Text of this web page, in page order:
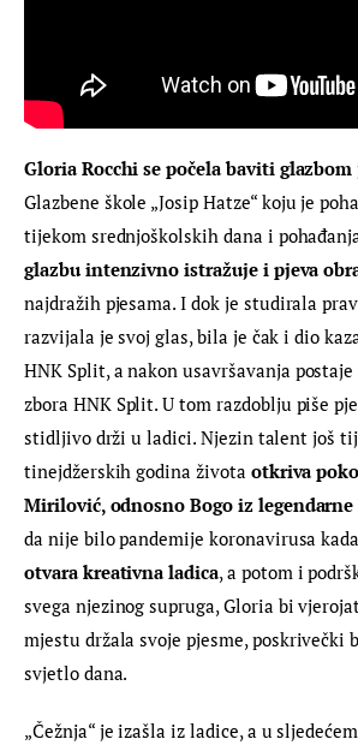
Gloria Rocchi se počela baviti glazbom
Glazbene škole „Josip Hatze“ koju je
tijekom srednjoškolskih dana i
glazbu intenzivno istražuje i pjeva
najdražih pjesama. I dok je studirala
razvijala je svoj glas, bila je čak i dio
HNK Split, a nakon usavršavanja
zbora HNK Split. U tom razdoblju piše
stidljivo drži u ladici. Njezin talent još
tinejdžerskih godina života otkriva
Mirilović, odnosno Bogo iz legendarne
da nije bilo pandemije koronavirusa
otvara kreativna ladica, a potom i
svega njezinog supruga, Gloria bi
mjestu držala svoje pjesme, poskrivečki
svjetlo dana.
„Čežnja“ je izašla iz ladice, a u